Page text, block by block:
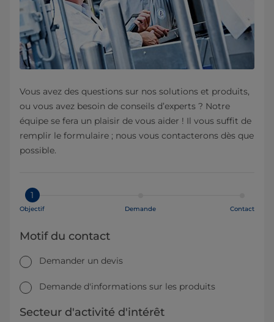
Vous avez des questions sur nos solutions et produits,
ou vous avez besoin de conseils d’experts ? Notre
équipe se fera un plaisir de vous aider ! Il vous suffit de
remplir le formulaire ; nous vous contacterons dès que
possible.
1
Objectif Demande Contact
Motif du contact
Demander un devis
Demande d'informations sur les produits
Secteur d'activité d'intérêt